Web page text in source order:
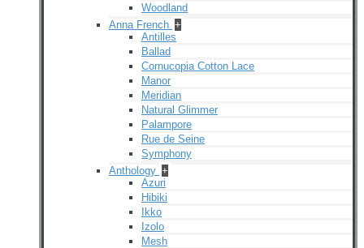
Woodland
Anna French +
Antilles
Ballad
Cornucopia Cotton Lace
Manor
Meridian
Natural Glimmer
Palampore
Rue de Seine
Symphony
Anthology +
Azuri
Hibiki
Ikko
Izolo
Mesh